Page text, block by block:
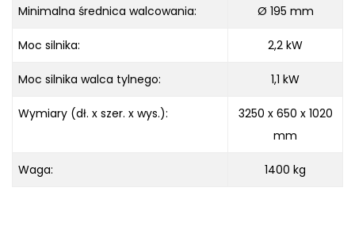
Minimalna średnica walcowania: Ø 195 mm
Moc silnika: 2,2 kW
Moc silnika walca tylnego: 1,1 kW
Wymiary (dł. x szer. x wys.): 3250 x 650 x 1020
mm
Waga: 1400 kg